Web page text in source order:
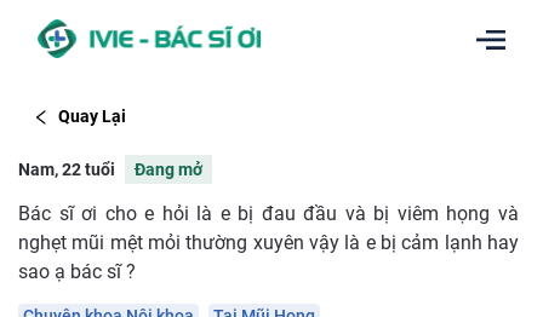
Quay Lại
Nam, 22 tuổi Đang mở
Bác sĩ ơi cho e hỏi là e bị đau đầu và bị viêm họng và
nghẹt mũi mệt mỏi thường xuyên vậy là e bị cảm lạnh hay
sao ạ bác sĩ ?